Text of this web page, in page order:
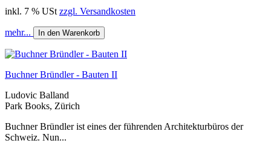
inkl. 7 % USt zzgl. Versandkosten
mehr... In den Warenkorb
Buchner Bründler - Bauten II
Ludovic Balland
Park Books, Zürich
Buchner Bründler ist eines der führenden Architekturbüros der
Schweiz. Nun...